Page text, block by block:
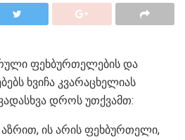
ფეხბურთელების და
ხვიჩა კვარაცხელიას
დროს უთქვამთ:
აზრით, ის არის ფეხბურთელი,